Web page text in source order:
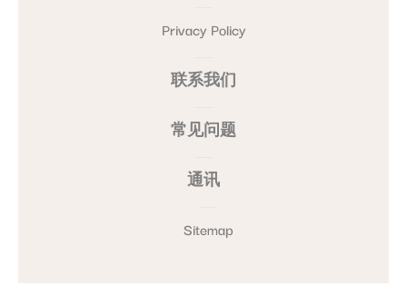
Privacy Policy
联系我们
常见问题
通讯
Sitemap